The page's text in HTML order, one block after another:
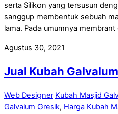
serta Silikon yang tersusun
sanggup membentuk sebuah
lama. Pada umumnya
Agustus 30, 2021
Jual Kubah
Web Designer Kubah Masjid
Galvalum Gresik, Harga Kubah